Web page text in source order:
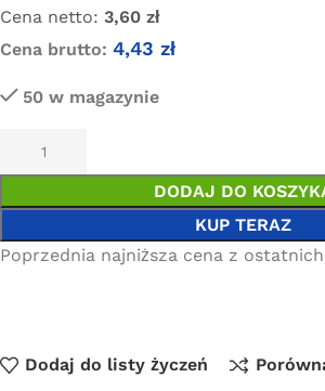
Cena netto: 3,60 zł
Cena brutto: 4,43 zł
50 w magazynie
DODAJ DO
KUP TERAZ
Poprzednia najniższa cena z
Dodaj do listy życzeń